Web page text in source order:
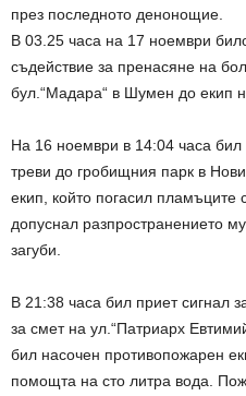
през последното денонощие.
В 03.25 часа на 17 ноември
съдействие за пренасяне на
бул.“Мадара“ в Шумен до екип
На 16 ноември в 14:04 часа бил
треви до гробищния парк в
екип, който погасил
допуснал разпространението
загуби.
В 21:38 часа бил приет сигнал
за смет на ул.“Патриарх
бил насочен противопожарен
помощта на сто литра вода.